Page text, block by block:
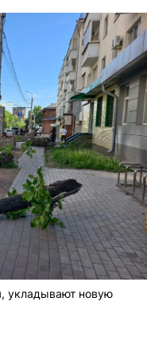
укладывают новую